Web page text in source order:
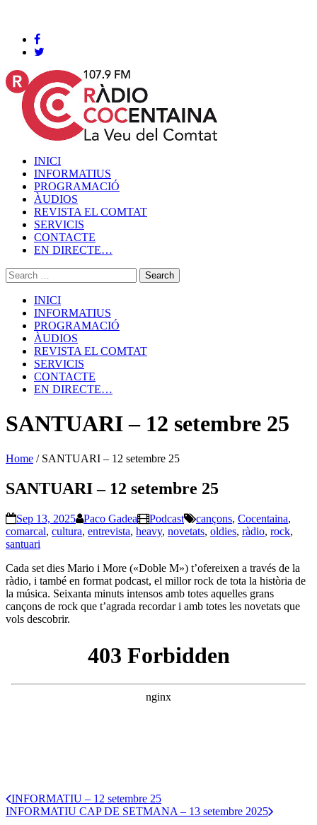
INICI
INFORMATIUS
PROGRAMACIÓ
ÀUDIOS
REVISTA EL COMTAT
SERVICIS
CONTACTE
EN DIRECTE…
INICI
INFORMATIUS
PROGRAMACIÓ
ÀUDIOS
REVISTA EL COMTAT
SERVICIS
CONTACTE
EN DIRECTE…
SANTUARI – 12 setembre 25
Home / SANTUARI – 12 setembre 25
SANTUARI – 12 setembre 25
Sep 13, 2025 Paco Gadea Podcast cançons, Cocentaina,
comarcal, cultura, entrevista, heavy, novetats, oldies, ràdio, rock,
santuari
Cada set dies Mario i More («Doble M») t’ofereixen a través de la
ràdio, i també en format podcast, el millor rock de tota la història de
la música. Seixanta minuts intensos amb totes aquelles grans
cançons de rock que t’agrada recordar i amb totes les novetats que
vols descobrir.
INFORMATIU – 12 setembre 25
INFORMATIU CAP DE SETMANA – 13 setembre 2025